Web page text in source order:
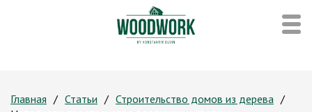
Главная Статьи
Строительство домов из дерева